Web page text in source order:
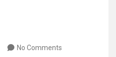
No Comments